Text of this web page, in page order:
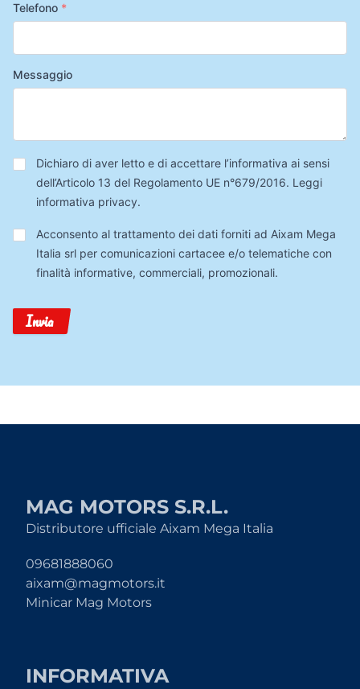
Telefono *
Messaggio
Privacy*
Dichiaro di aver letto e di accettare l’informativa ai sensi
dell’Articolo 13 del Regolamento UE n°679/2016. Leggi
informativa privacy.
Trattamento
Dati
Acconsento al trattamento dei dati forniti ad Aixam Mega
Italia srl per comunicazioni cartacee e/o telematiche con
finalità informative, commerciali, promozionali.
Invia
MAG MOTORS S.R.L.
Distributore ufficiale Aixam Mega Italia
09681888060
aixam@magmotors.it
Minicar Mag Motors
INFORMATIVA